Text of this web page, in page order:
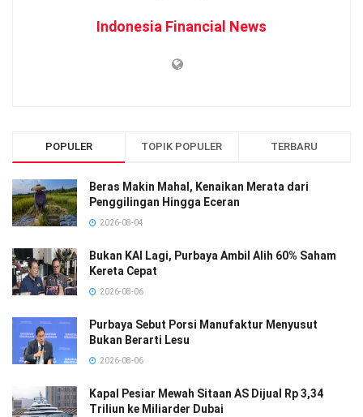
Indonesia Financial News
POPULER TOPIK POPULER TERBARU
Beras Makin Mahal, Kenaikan Merata dari
Penggilingan Hingga Eceran
2026-08-04
Bukan KAI Lagi, Purbaya Ambil Alih 60% Saham
Kereta Cepat
2026-08-06
Purbaya Sebut Porsi Manufaktur Menyusut
Bukan Berarti Lesu
2026-08-06
Kapal Pesiar Mewah Sitaan AS Dijual Rp 3,34
Triliun ke Miliarder Dubai